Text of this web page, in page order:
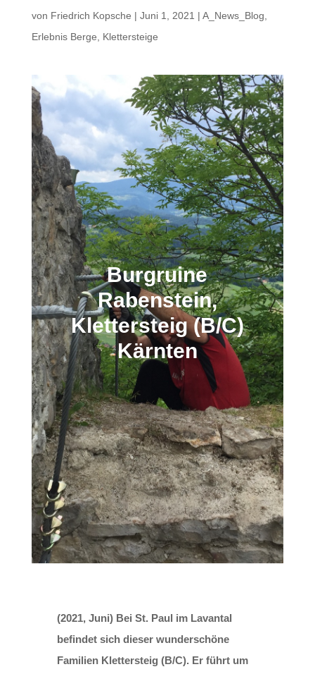
von Friedrich Kopsche | Juni 1, 2021 | A_News_Blog
Erlebnis Berge
Klettersteige
Burgruine
Rabenstein,
Klettersteig (B/C)
Kärnten
(2021, Juni) Bei St. Paul im Lavantal
befindet sich dieser wunderschöne
Familien Klettersteig (B/C). Er führt um